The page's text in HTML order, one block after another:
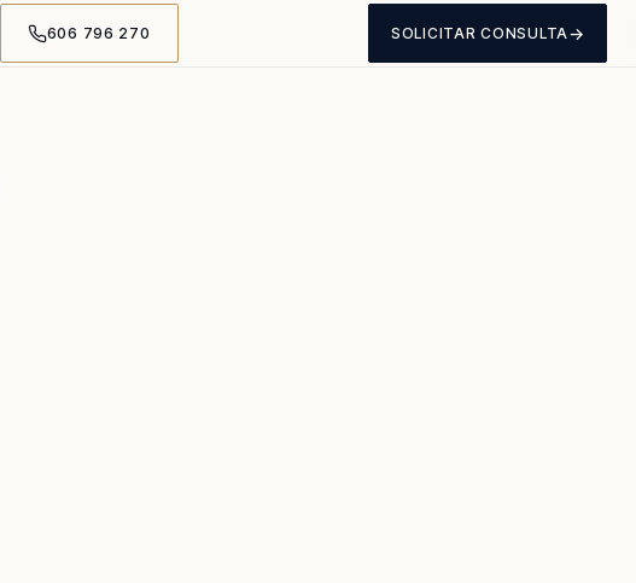
606 796 270 SOLICITAR CONSULTA→